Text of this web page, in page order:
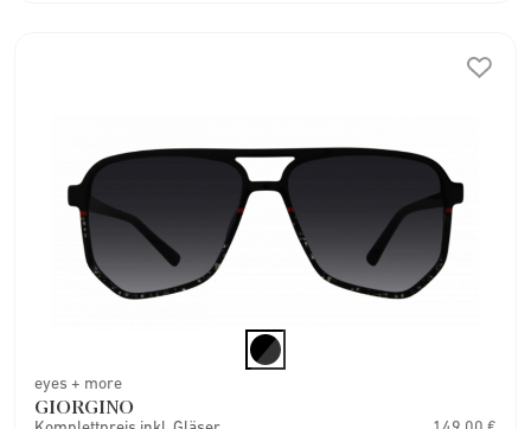
eyes + more
GIORGINO